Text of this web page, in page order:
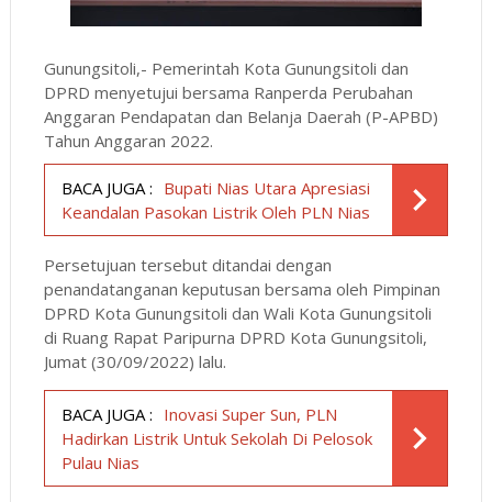
Gunungsitoli,- Pemerintah Kota Gunungsitoli dan
DPRD menyetujui bersama Ranperda Perubahan
Anggaran Pendapatan dan Belanja Daerah (P-APBD)
Tahun Anggaran 2022.
BACA JUGA : Bupati Nias Utara Apresiasi
Keandalan Pasokan Listrik Oleh PLN Nias
Persetujuan tersebut ditandai dengan
penandatanganan keputusan bersama oleh Pimpinan
DPRD Kota Gunungsitoli dan Wali Kota Gunungsitoli
di Ruang Rapat Paripurna DPRD Kota Gunungsitoli,
Jumat (30/09/2022) lalu.
BACA JUGA : Inovasi Super Sun, PLN
Hadirkan Listrik Untuk Sekolah Di Pelosok
Pulau Nias